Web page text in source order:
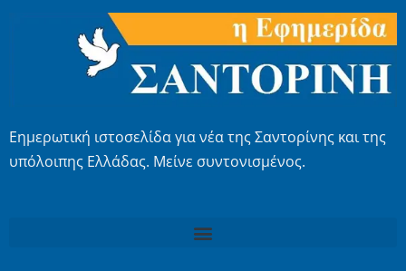
Εημερωτική ιστοσελίδα για νέα της Σαντορίνης και της
υπόλοιπης Ελλάδας. Μείνε συντονισμένος.